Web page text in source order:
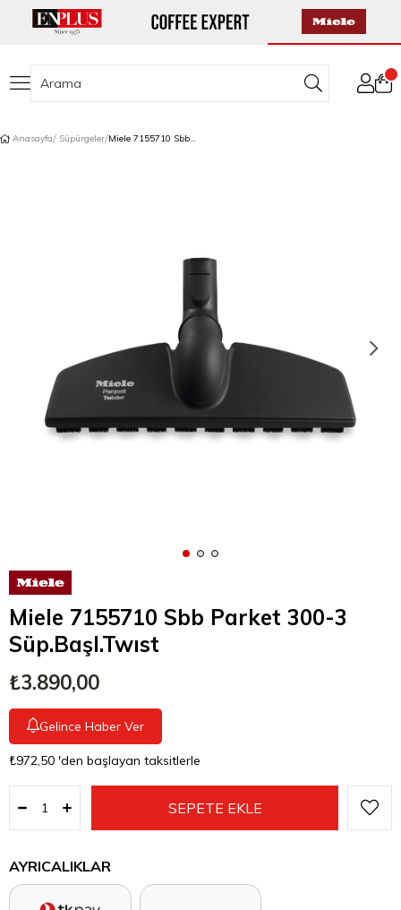
Anasayfa Süpürgeler Miele 7155710 Sbb Parket 300-3 Süp.Başl.Twıst
Miele 7155710 Sbb Parket 300-3
Süp.Başl.Twıst
₺3.890,00
Gelince Haber Ver
₺972,50 'den başlayan taksitlerle
AYRICALIKLAR